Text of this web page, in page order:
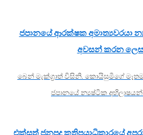
ජපානයේ ආරක්ෂක අමාත්‍යවරයා
අවසන් කරන ලෙස
බෙන් මැක්ග්‍රාත් විසිනි. කොයිසුමිගේ
ජපානයේ න්‍යෂ්ටික
එක්සත් ජනපද කතිපයාධිකාරයේ